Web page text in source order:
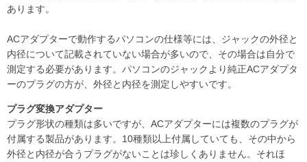
あります。
ACアダプターで動作するパソコンの仕様等には、ジャックの外径と
内径について記載されていない場合が多いので、その場合は自分で
測定する必要があります。パソコンのジャックより純正ACアダプタ
ーのプラグの方が、外径と内径を測定しやすいです。
プラグ変換アダプター
プラグ形状の種類は多いですが、ACアダプターには複数のプラグが
付属する製品があります。10種類以上付属していても、その中から
外径と内径が合うプラグがないことは珍しくありません。それほ